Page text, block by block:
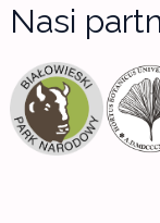
o
r
Nasi